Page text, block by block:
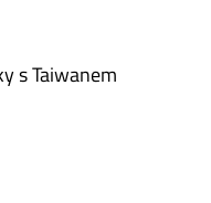
s Taiwanem